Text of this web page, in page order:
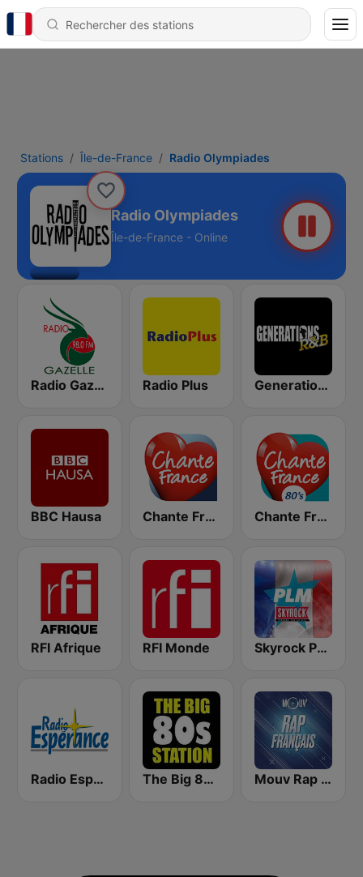
Stations Île-de-France Radio Olympiades
Radio Olympiades
Île-de-France - Online
Radio Gazelle Radio Plus Generations R&B
BBC Hausa Chante France Chante France 80's
RFI Afrique RFI Monde Skyrock PLM
Radio Espérance The Big 80s Station Mouv Rap Français